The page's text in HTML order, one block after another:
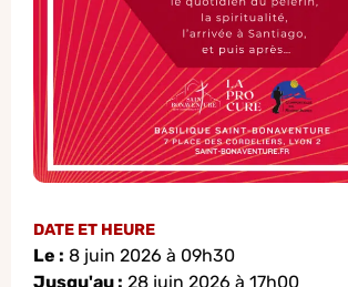
DATE ET HEURE
Le : 8 juin 2026 à 09h30
Jusqu'au : 28 juin 2026 à 17h00